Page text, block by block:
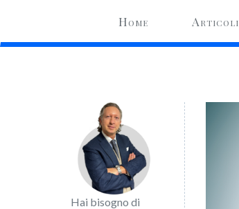
Home Articoli
Hai bisogno di